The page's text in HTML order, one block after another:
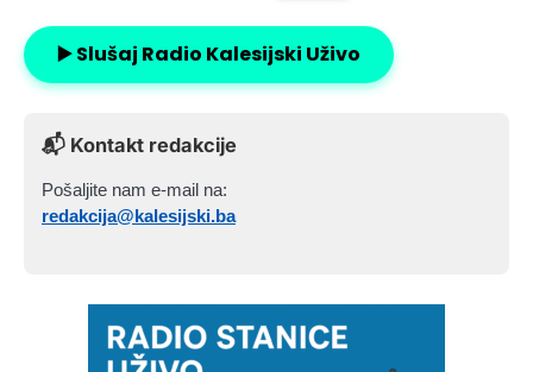
▶️ Slušaj Radio Kalesijski Uživo
📬 Kontakt redakcije
Pošaljite nam e-mail na:
redakcija@kalesijski.ba